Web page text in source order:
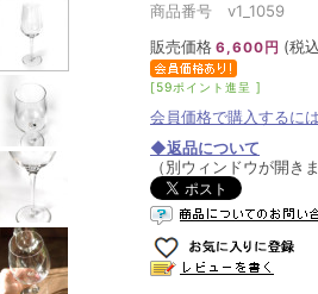
商品番号 v1_1059
販売価格 6,600円 (税
[59ポイント進呈 ]
会員価格で購入するに
◆返品について
（別ウィンドウが開きま